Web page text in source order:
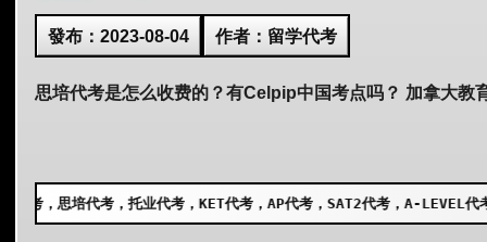
發布：2023-08-04 作者：留学代考
思培代考是怎么收费的？有Celpip中国考点吗？ 加拿大教
考，托业代考，KET代考，AP代考，SAT2代考，A-LEVEL代考，